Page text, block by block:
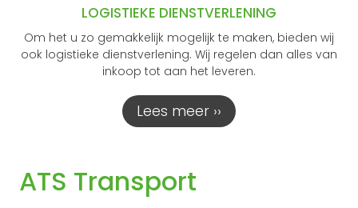
LOGISTIEKE DIENSTVERLENING
Om het u zo gemakkelijk mogelijk te maken, bieden wij
ook logistieke dienstverlening. Wij regelen dan alles van
inkoop tot aan het leveren.
Lees meer ››
ATS Transport